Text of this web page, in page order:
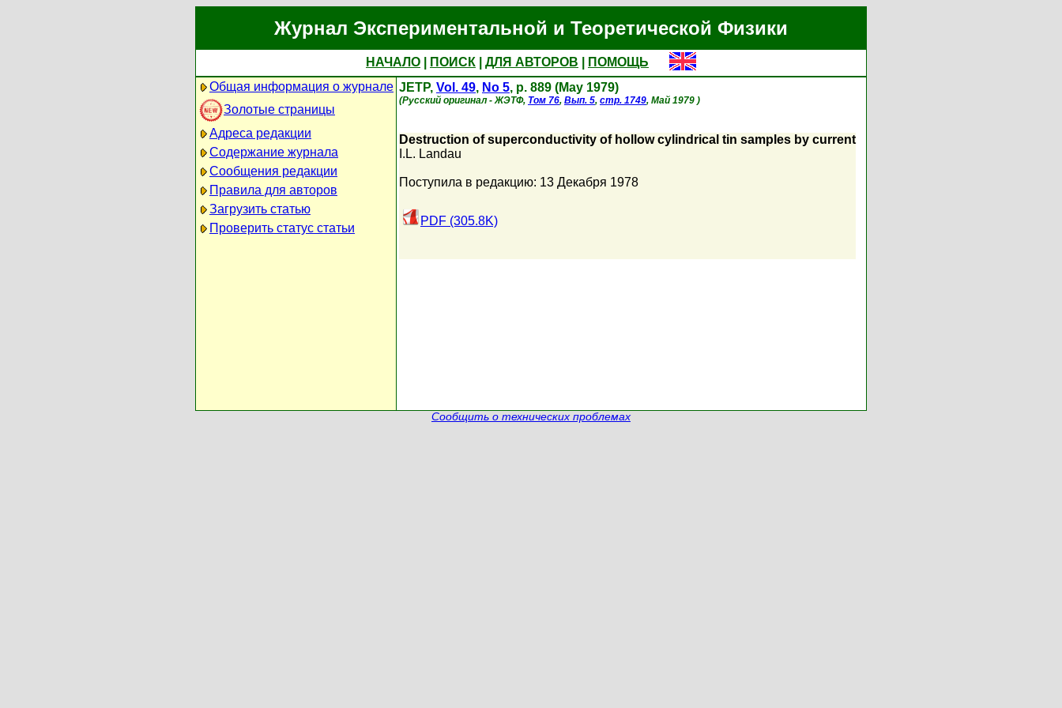
Журнал Экспериментальной и Теоретической Физики
НАЧАЛО ПОИСК ДЛЯ АВТОРОВ
ПОМОЩЬ
Общая информация о журнале
Золотые страницы
Адреса редакции
Содержание журнала
Сообщения редакции
Правила для авторов
Загрузить статью
Проверить статус статьи
JETP, Vol. 49, No 5, p. 889 (May 1979)
(Русский оригинал - ЖЭТФ, Том 76, Вып. 5, стр. 1749, Май 1979 )
Destruction of superconductivity of hollow cylindrical tin samples by current
I.L. Landau
Поступила в редакцию: 13 Декабря 1978
PDF (305.8K)
Сообщить о технических проблемах